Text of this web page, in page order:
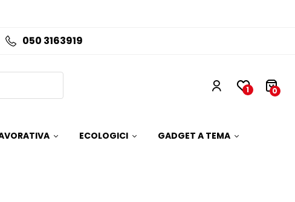
050 3163919
1 0
ECOLOGICI GADGET A TEMA